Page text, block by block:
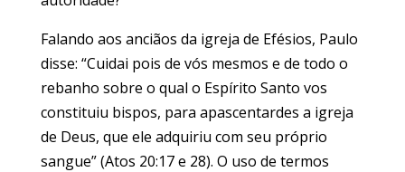
Falando aos anciãos da igreja de Efésios, Paulo
disse: “Cuidai pois de vós mesmos e de todo o
rebanho sobre o qual o Espírito Santo vos
constituiu bispos, para apascentardes a igreja
de Deus, que ele adquiriu com seu próprio
sangue” (Atos 20:17 e 28). O uso de termos